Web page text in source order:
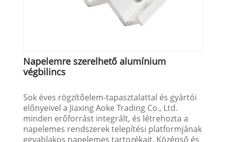
Napelemre szerelhető alumínium
végbilincs
Sok éves rögzítőelem-tapasztalattal és gyártói
előnyeivel a Jiaxing Aoke Trading Co., Ltd.
minden erőforrást integrált, és létrehozta a
napelemes rendszerek telepítési platformjának
egyablakos napelemes tartozékait. Középső és